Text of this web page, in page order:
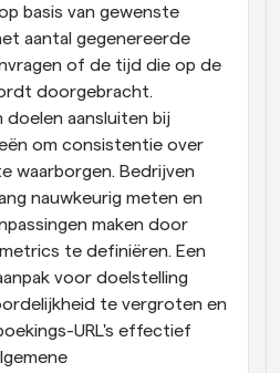
basis van gewenste
aantal gegenereerde
of de tijd die op de
doorgebracht.
doelen aansluiten bij
om consistentie over
waarborgen. Bedrijven
nauwkeurig meten en
maken door
te definiëren. Een
voor doelstelling
te vergroten en
URL's effectief